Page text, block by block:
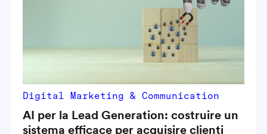
Digital Marketing & Communication
AI per la Lead Generation: costruire un
sistema efficace per acquisire clienti